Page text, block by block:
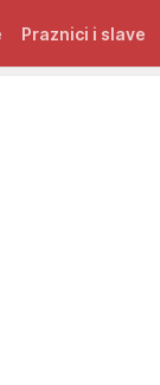
Praznici i slave